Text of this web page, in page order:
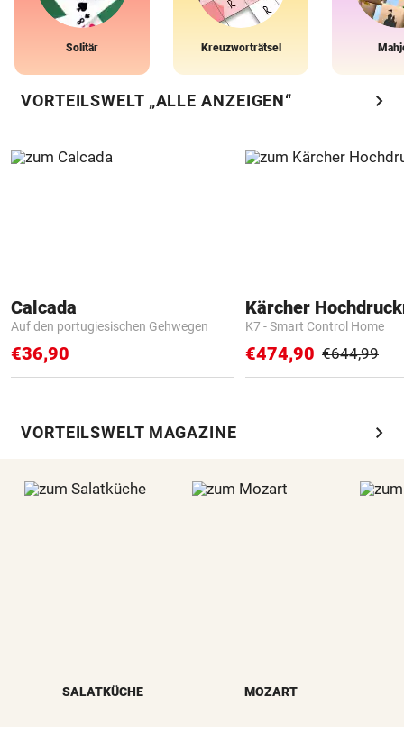
Solitär Kreuzworträtsel
VORTEILSWELT „ALLE ANZEIGEN“ chevron_right
Calcada
Auf den portugiesischen Gehwegen
€36,90
Kärcher
K7 - Smart Control Home
€474,90 €644,99
VORTEILSWELT MAGAZINE chevron_right
SALATKÜCHE MOZART